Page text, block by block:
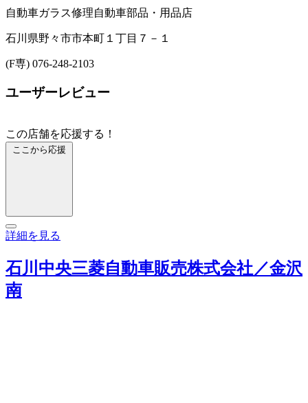
自動車ガラス修理自動車部品・用品店
石川県野々市市本町１丁目７－１
(F専) 076-248-2103
ユーザーレビュー
この店舗を応援する！
ここから応援
詳細を見る
石川中央三菱自動車販売株式会社／金沢
南